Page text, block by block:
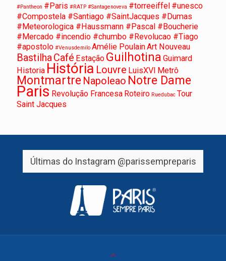
#Pantheon #Paris #RATP #Santagenoveva #torreeiffel #unesco
#Compostela #Santiago #SaintJacques #Dumas
#Meteorologica #Haussmann #Pascal #Boucherie
#Mercado #incendio #chumbo #Revolucao #Tiago
#apostolo #Venusdemilo Amélie PoulainArt Nouveau
Bastilha Café Estação Guilhotina Guimard
Historia História Louvre LuisXVI Metrô
Montmartre Napoleao Notre Dame
Paris Revolução Francesa Roteiro Ruedubac Tour
Saint Jacques
Últimas do Instagram @parissempreparis